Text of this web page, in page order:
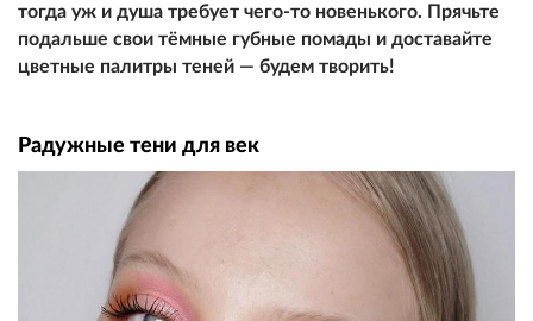
тогда уж и душа требует чего-то новенького. Прячьте
подальше свои тёмные губные помады и доставайте
цветные палитры теней — будем творить!
Радужные тени для век